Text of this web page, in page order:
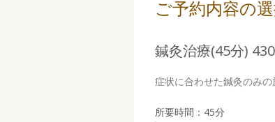
ご予約内容の
鍼灸治療(45分)
症状に合わせた鍼灸のみの
所要時間：45分